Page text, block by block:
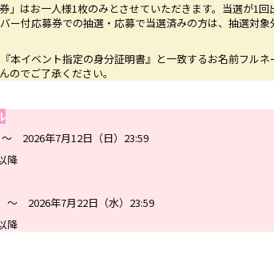
はお一人様1枚のみとさせていただきます。当選が1
ー付応募券での抽選・応募で当選済みの方は、抽選対
イベント指定の身分証明書』と一致するお名前フル
のでご了承ください。
2026年7月12日（日）23:59
降
～ 2026年7月22日（水）23:59
降